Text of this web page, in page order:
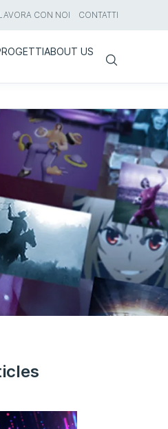
CON NOI CONTATTI
ABOUT US
Search